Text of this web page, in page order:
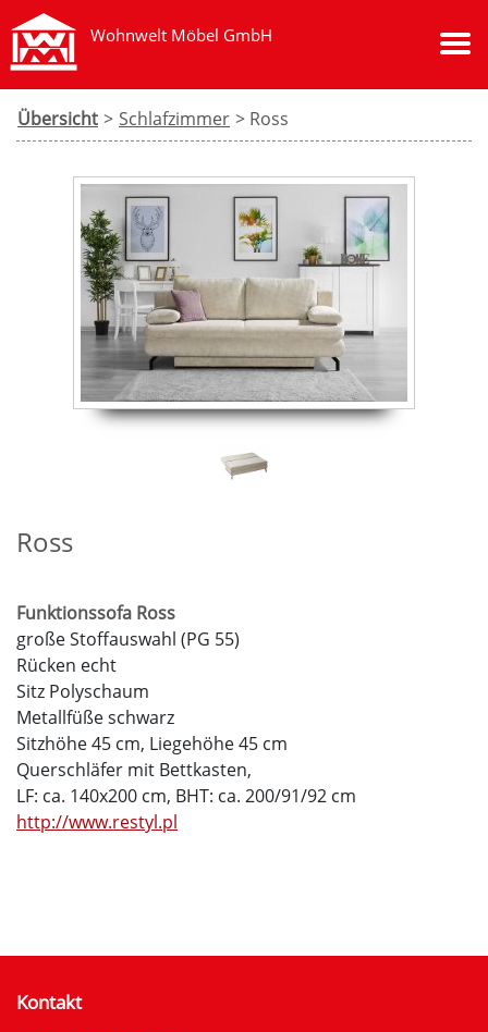
Wohnwelt Möbel GmbH
Übersicht > Schlafzimmer > Ross
Ross
Funktionssofa Ross
große Stoffauswahl (PG 55)
Rücken echt
Sitz Polyschaum
Metallfüße schwarz
Sitzhöhe 45 cm, Liegehöhe 45 cm
Querschläfer mit Bettkasten,
LF: ca. 140x200 cm, BHT: ca. 200/91/92 cm
http://www.restyl.pl
Kontakt